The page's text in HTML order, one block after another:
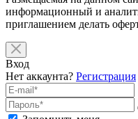
информационный и
приглашением делать
Вход
Нет аккаунта? Регистрация